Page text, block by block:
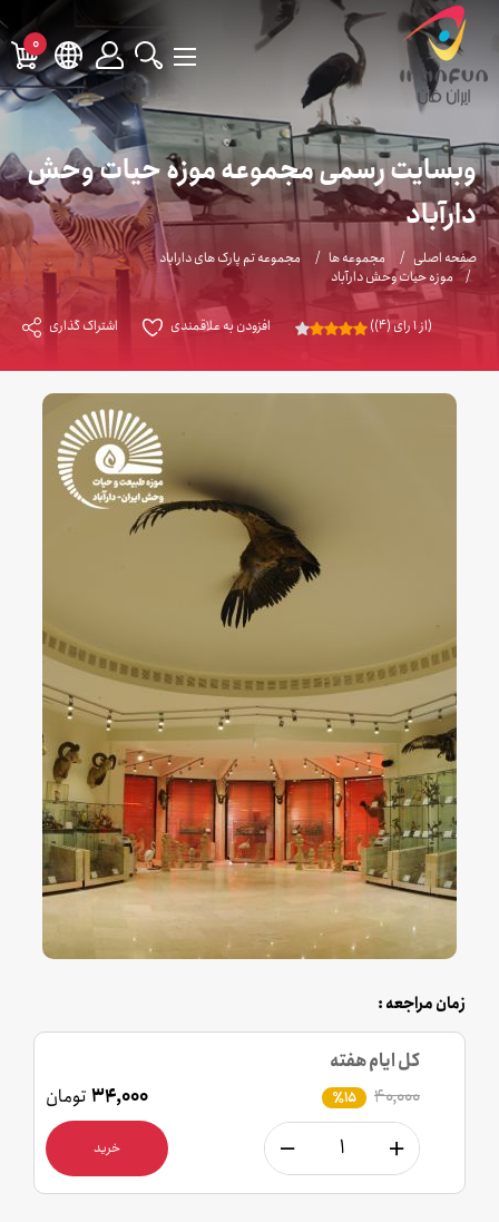
0
وبسایت رسمی مجموعه موزه حیات وحش
دارآباد
صفحه اصلی مجموعه ها
مجموعه تم پارک های داراباد
موزه حیات وحش دارآباد
(از 1 رای (4)) افزودن به علاقمندی اشتراک گذاری
زمان مراجعه :
کل ایام هفته
۴۰,۰۰۰
٪15 ۳۴,۰۰۰ تومان
خرید